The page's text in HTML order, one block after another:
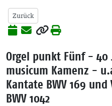
Zurück
Orgel punkt Fünf - 40
musicum Kamenz -
Kantate BWV 169
BWV 1042